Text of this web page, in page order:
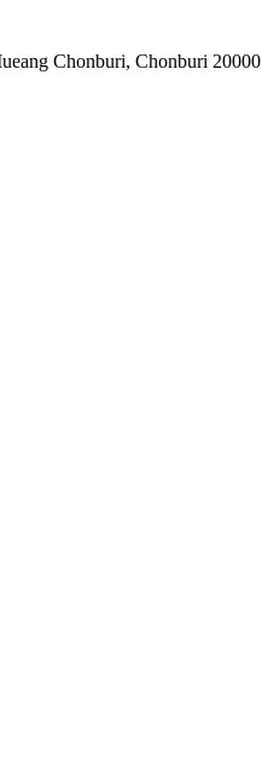
Chonburi, Chonburi 20000